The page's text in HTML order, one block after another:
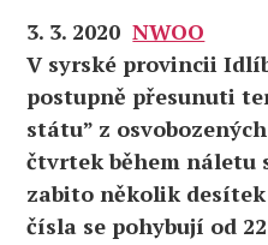
3. 3. 2020NWOO
V syrské provincii
postupně přesunuti
státu” z
čtvrtek během náletu
zabito několik
čísla se pohybují od